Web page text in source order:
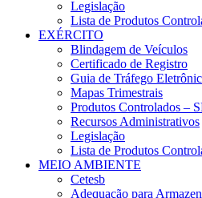
Legislação
Lista de Produtos
EXÉRCITO
Blindagem de Veículos
Certificado de Registro
Guia de Tráfego
Mapas Trimestrais
Produtos Controlados –
Recursos Administrativos
Legislação
Lista de Produtos
MEIO AMBIENTE
Cetesb
Adequação para